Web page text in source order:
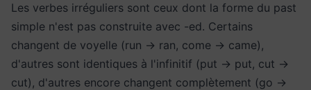
Les verbes irréguliers sont ceux dont la forme du past
simple n'est pas construite avec -ed. Certains
changent de voyelle (run → ran, come → came),
d'autres sont identiques à l'infinitif (put → put, cut →
cut), d'autres encore changent complètement (go →